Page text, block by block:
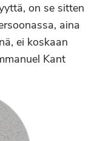
on se sitten
aina
ei koskaan
Kant